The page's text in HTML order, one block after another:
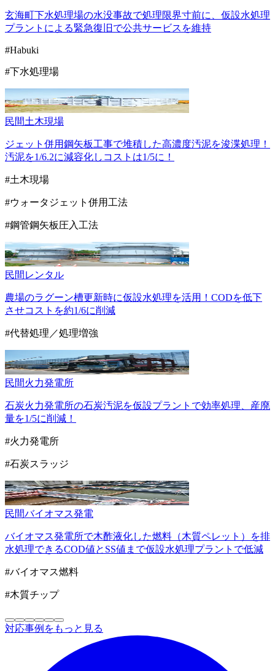
玄海町下水処理場の水没事故で処理限界寸前に、仮設水処理
プラントによる緊急復旧で公共サービスを維持
#Habuki
#下水処理場
民間土木現場
ジェット併用鋼矢板工事で堆積した高濃度汚泥を浚渫処理！
汚泥を1/6.2に減容化しコストは1/5に！
#土木現場
#ウォータジェット併用工法
#鋼管鋼矢板圧入工法
民間 レンタル
農場のラグーン槽更新時に仮設水処理を活用！CODを低下
させコストを約1/6に削減
#代替処理／処理増強
民間火力発電所
石炭火力発電所の石炭汚泥を仮設プラントで効率処理、産廃
量を1/5に削減！
#火力発電所
#石炭スラッジ
民間バイオマス発電
バイオマス発電所で木酢液化した燃料（木質ペレット）を排
水処理できるCOD値とSS値まで仮設水処理プラントで低減
#バイオマス燃料
#木質チップ
対応事例をもっと見る